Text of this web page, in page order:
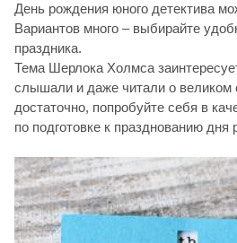
День рождения юного детектива
Вариантов много – выбирайте
праздника.
Тема Шерлока Холмса
слышали и даже читали о великом
достаточно, попробуйте себя в
по подготовке к празднованию